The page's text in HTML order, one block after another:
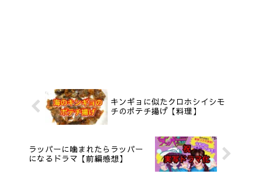
キンギョに似たクロホシイシモ
チのポテチ揚げ【料理】
ラッパーに噛まれたらラッパー
になるドラマ【前編感想】